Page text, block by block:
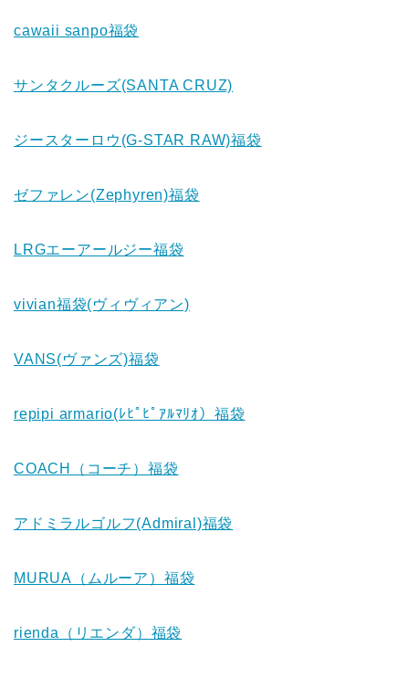
cawaii sanpo福袋
サンタクルーズ(SANTA CRUZ)
ジースターロウ(G-STAR RAW)福袋
ゼファレン(Zephyren)福袋
LRGエーアールジー福袋
vivian福袋(ヴィヴィアン)
VANS(ヴァンズ)福袋
repipi armario(ﾚﾋﾟﾋﾟｱﾙﾏﾘｵ）福袋
COACH（コーチ）福袋
アドミラルゴルフ(Admiral)福袋
MURUA（ムルーア）福袋
rienda（リエンダ）福袋